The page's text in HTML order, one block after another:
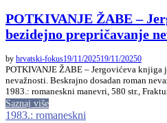
POTKIVANJE ŽABE –
bezidejno prepričavanje
by hrvatski-fokus19/11/202519/11/20250
POTKIVANJE ŽABE – Jergovićeva knjiga
nevažnosti. Beskrajno dosadan roman
1983.: romaneskni manevri, 580 str.,
Saznaj više
1983.: romaneskni